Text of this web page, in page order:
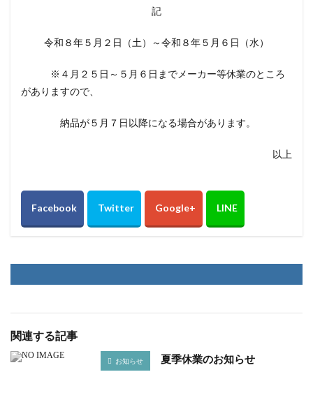
記
令和８年５月２日（土）～令和８年５月６日（水）
※４月２５日～５月６日までメーカー等休業のところ
がありますので、
納品が５月７日以降になる場合があります。
以上
関連する記事
お知らせ 夏季休業のお知らせ